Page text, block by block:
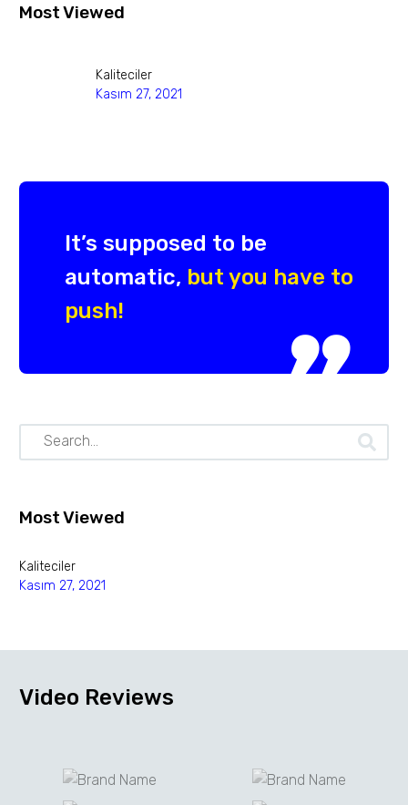
Most Viewed
Kaliteciler
Kasım 27, 2021
It’s supposed to be
automatic, but you have to
push!
Most Viewed
Kaliteciler
Kasım 27, 2021
Video Reviews